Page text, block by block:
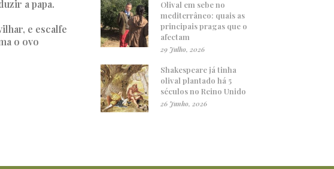
a papa.
e escalfe
o ovo
Olival em sebe no
mediterrâneo: quais as
principais pragas que o
afectam
29 Julho, 2026
Shakespeare já tinha
olival plantado há 5
séculos no Reino Unido
26 Junho, 2026